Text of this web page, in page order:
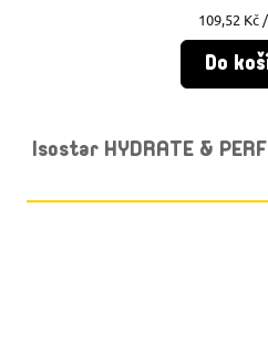
Měrná
cena:
109,52 Kč
Do
Isostar HYDRATE &